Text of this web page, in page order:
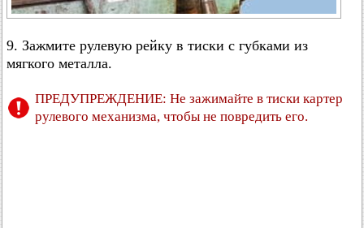
9. Зажмите рулевую рейку в тиски с губками из
мягкого металла.
ПРЕДУПРЕЖДЕНИЕ: Не зажимайте в тиски картер
рулевого механизма, чтобы не повредить его.